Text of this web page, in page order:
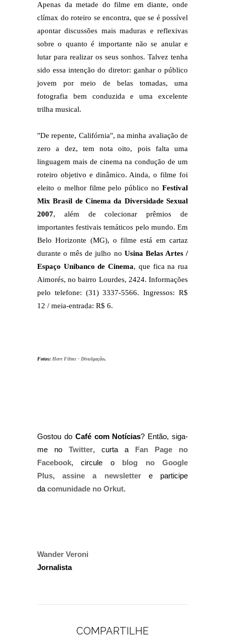
Apenas da metade do filme em diante, onde
clímax do roteiro se encontra, que se é possível
apontar discussões mais maduras e reflexivas
sobre o quanto é importante não se anular e
lutar para realizar os seus sonhos. Talvez tenha
sido essa intenção do diretor: ganhar o público
jovem por meio de belas tomadas, uma
fotografia bem conduzida e uma excelente
trilha musical.
"De repente, Califórnia", na minha avaliação de
zero a dez, tem nota oito, pois falta uma
linguagem mais de cinema na condução de um
roteiro objetivo e dinâmico. Ainda, o filme foi
eleito o melhor filme pelo público no Festival
Mix Brasil de Cinema da Diversidade Sexual
2007, além de colecionar prêmios de
importantes festivais temáticos pelo mundo. Em
Belo Horizonte (MG), o filme está em cartaz
durante o mês de julho no Usina Belas Artes /
Espaço Unibanco de Cinema, que fica na rua
Aimorés, no bairro Lourdes, 2424. Informações
pelo telefone: (31) 3337-5566. Ingressos: R$
12 / meia-entrada: R$ 6.
Fotos: Here Films - Divulgação.
Gostou do Café com Notícias? Então, siga-
me no Twitter, curta a Fan Page no
Facebook, circule o blog no Google
Plus,assine a newslettere participe
da comunidade no Orkut.
Wander Veroni
Jornalista
COMPARTILHE